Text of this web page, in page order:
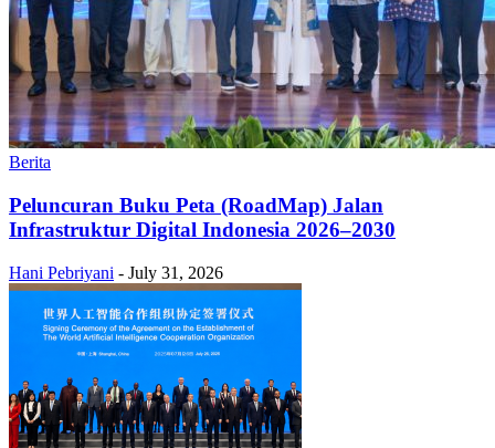
Berita
Peluncuran Buku Peta (RoadMap) Jalan
Infrastruktur Digital Indonesia 2026–2030
Hani Pebriyani - July 31, 2026